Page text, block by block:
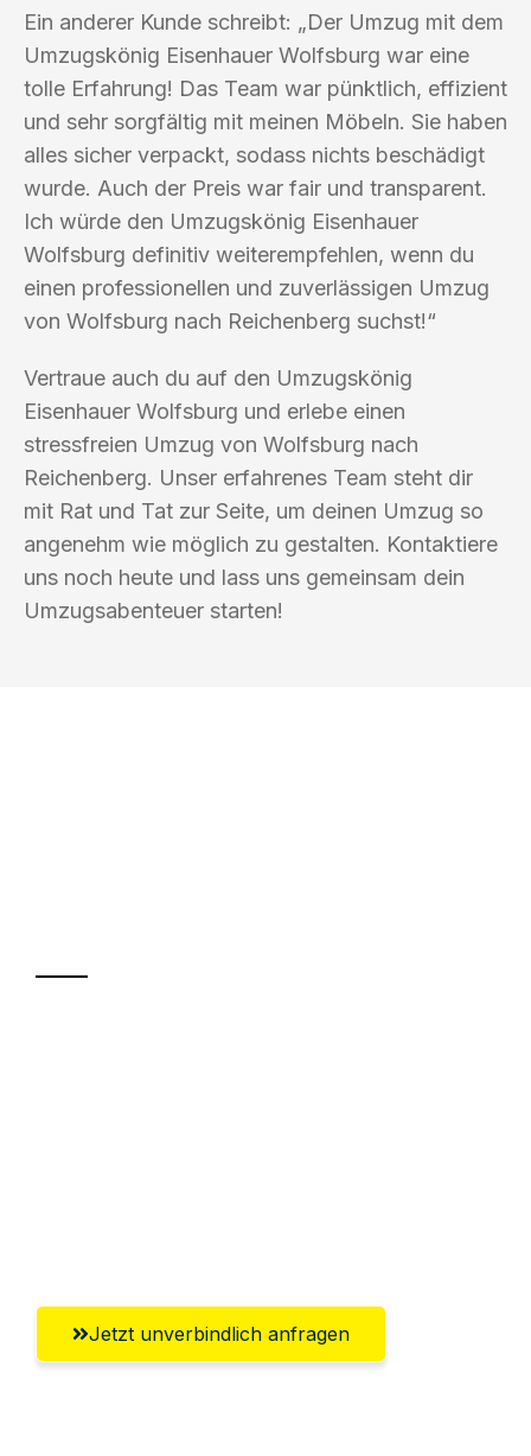
Ein anderer Kunde schreibt: „Der Umzug mit dem
Umzugskönig Eisenhauer Wolfsburg war eine
tolle Erfahrung! Das Team war pünktlich, effizient
und sehr sorgfältig mit meinen Möbeln. Sie haben
alles sicher verpackt, sodass nichts beschädigt
wurde. Auch der Preis war fair und transparent.
Ich würde den Umzugskönig Eisenhauer
Wolfsburg definitiv weiterempfehlen, wenn du
einen professionellen und zuverlässigen Umzug
von Wolfsburg nach Reichenberg suchst!“
Vertraue auch du auf den Umzugskönig
Eisenhauer Wolfsburg und erlebe einen
stressfreien Umzug von Wolfsburg nach
Reichenberg. Unser erfahrenes Team steht dir
mit Rat und Tat zur Seite, um deinen Umzug so
angenehm wie möglich zu gestalten. Kontaktiere
uns noch heute und lass uns gemeinsam dein
Umzugsabenteuer starten!
Jetzt unverbindlich anfragen